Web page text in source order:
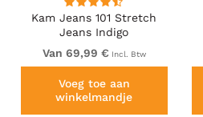
Kam Jeans 101 Stretch
Jeans Indigo
Van 69,99 € Incl. Btw
Voeg toe aan
winkelmandje